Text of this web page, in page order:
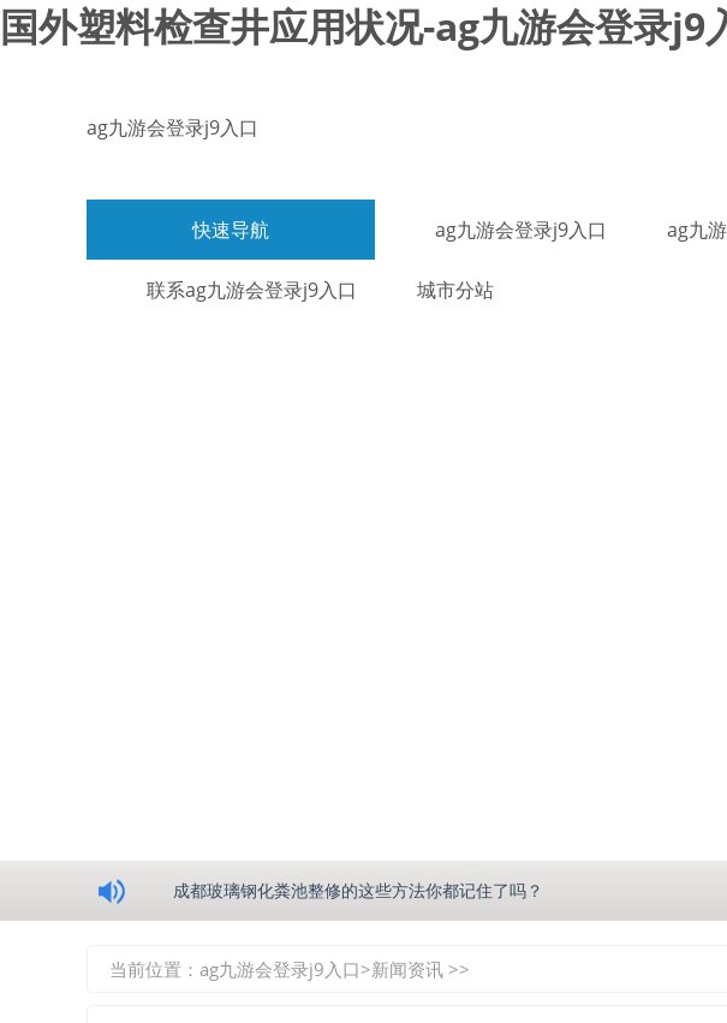
国外塑料检查井应用状况-ag九游会登录j9
ag九游会登录j9入口
快速导航 ag九游会登录j9入口 ag九
联系ag九游会登录j9入口 城市分站
成都玻璃钢化粪池整修的这些方法你都记住了吗？
当前位置： ag九游会登录j9入口>新闻资讯 >>